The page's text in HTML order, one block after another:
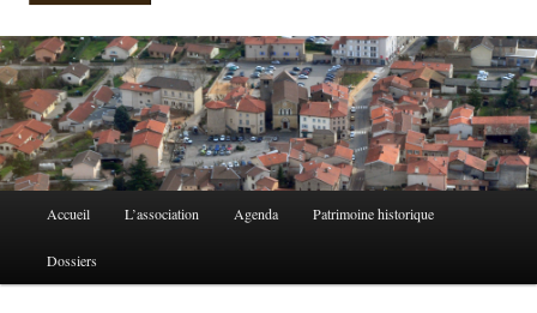
Aller
au
Aller
au
Accueil L’association Agenda Patrimoine historique
Dossiers